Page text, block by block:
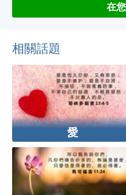
在
相關話題
愛